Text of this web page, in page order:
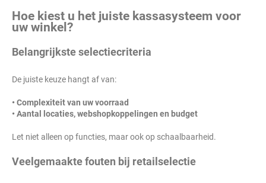
Hoe kiest u het juiste kassasysteem voor
uw winkel?
Belangrijkste selectiecriteria
De juiste keuze hangt af van:
• Complexiteit van uw voorraad
• Aantal locaties, webshopkoppelingen en budget
Let niet alleen op functies, maar ook op schaalbaarheid.
Veelgemaakte fouten bij retailselectie